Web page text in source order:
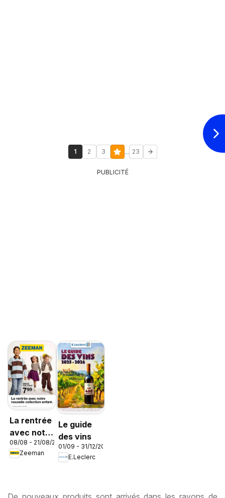
1 2 3 ... 23
PUBLICITÉ
La rentrée
avec notre
nouvelle
collection
08/08 - 21/08/2026
Zeeman
Le guide
des vins
01/09 - 31/12/2026
E.Leclerc